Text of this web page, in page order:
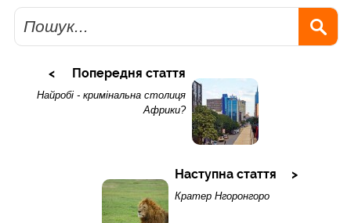
Пошук
Попередня стаття
Найробі - кримінальна столиця
Африки?
Наступна стаття
Кратер Нгоронгоро